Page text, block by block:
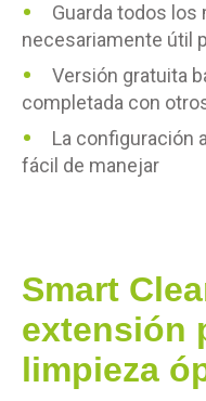
Guarda todos
necesariamente útil
Versión gratuita
completada con
La configuración
fácil de manejar
Smart
extensión
limpieza